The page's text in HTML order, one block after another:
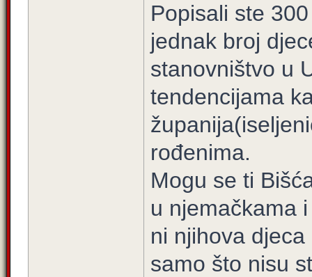
Popisali ste
jednak broj
stanovništvo u
tendencijama
rođenima.
Mogu se ti
u njemačkama
ni njihova
samo što nisu